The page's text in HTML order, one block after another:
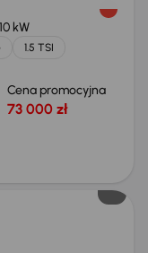
kW
1.5 TSI
Cena promocyjna
73 000 zł